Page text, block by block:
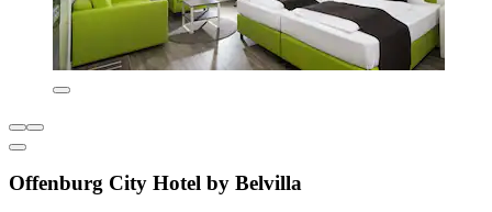
Offenburg City Hotel by Belvilla